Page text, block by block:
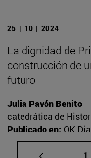
25 | 10 | 2024
La dignidad de
construcción de
futuro
Julia Pavón Benito
catedrática de
Publicado en: OK
1